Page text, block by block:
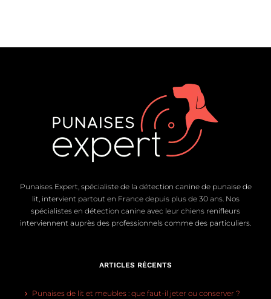
Punaises Expert, spécialiste de la détection canine de punaise de
lit, intervient partout en France depuis plus de 30 ans. Nos
spécialistes en détection canine avec leur chiens renifleurs
interviennent auprès des professionnels comme des particuliers.
ARTICLES RÉCENTS
Punaises de lit et meubles : que faut-il jeter ou conserver ?